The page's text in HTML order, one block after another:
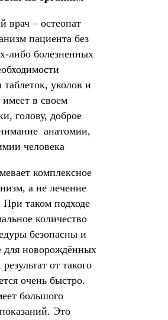
врач – остеопат
пациента без
либо болезненных
уколов и
в своем
голову, доброе
анатомии,
человека
комплексное
а не лечение
При таком подходе
количество
безопасны и
для новорождённых
от такого
очень быстро.
большого
Это